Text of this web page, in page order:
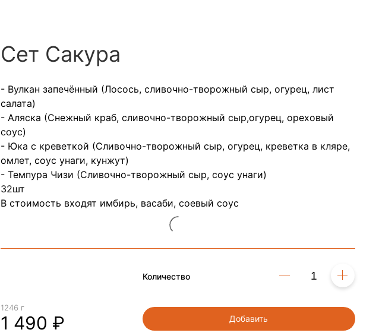
Сет Сакура
- Вулкан запечённый (Лосось, сливочно-творожный сыр, огурец, лист
салата)
- Аляска (Снежный краб, сливочно-творожный сыр,огурец, ореховый
соус)
- Юка с креветкой (Сливочно-творожный сыр, огурец, креветка в кляре,
омлет, соус унаги, кунжут)
- Темпура Чизи (Сливочно-творожный сыр, соус унаги)
32шт
В стоимость входят имбирь, васаби, соевый соус
Количество
1246 г
1 490 ₽ Добавить